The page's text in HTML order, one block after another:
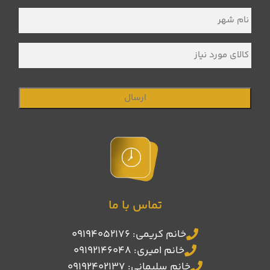
نام
شهر *
کالای
مورد
نیاز
تماس با ما
خانم کریمی: 09194052176
خانم امیری: 09192146048
خانم سلیمانی: 09192402137